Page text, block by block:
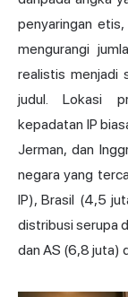
penyaringan
mengurangi
realistis menjadi
judul. Lokasi
kepadatan IP
Jerman, dan
negara yang
IP), Brasil (4,5
distribusi serupa
dan AS (6,8 juta)